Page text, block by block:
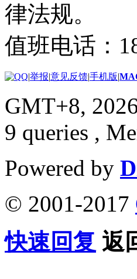
律法规。
值班电话：
|举报|意见反馈|手机版|
GMT+8,
9 queries ,
Powered by
© 2001-2017
快速回复 返